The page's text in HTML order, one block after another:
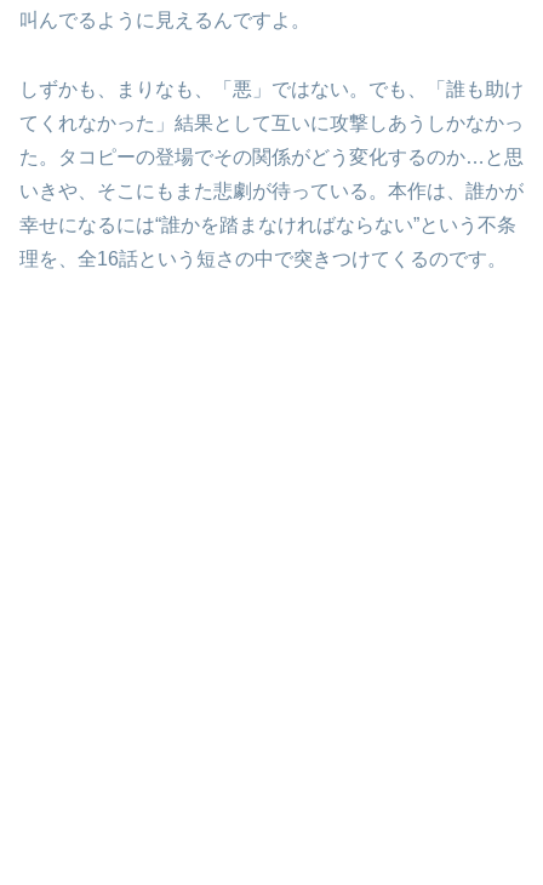
叫んでるように見えるんですよ。
しずかも、まりなも、「悪」ではない。でも、「誰も助け
てくれなかった」結果として互いに攻撃しあうしかなかっ
た。タコピーの登場でその関係がどう変化するのか…と思
いきや、そこにもまた悲劇が待っている。本作は、誰かが
幸せになるには“誰かを踏まなければならない”という不条
理を、全16話という短さの中で突きつけてくるのです。